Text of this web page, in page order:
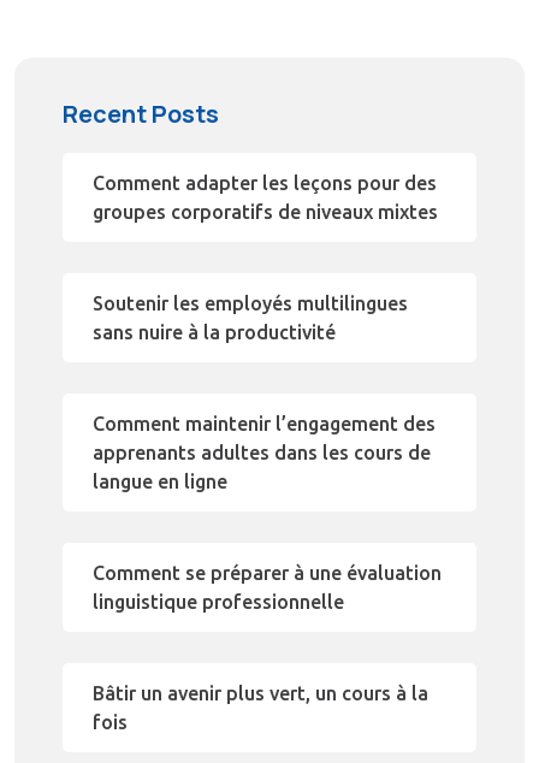
Recent Posts
Comment adapter les leçons pour des
groupes corporatifs de niveaux mixtes
Soutenir les employés multilingues
sans nuire à la productivité
Comment maintenir l’engagement des
apprenants adultes dans les cours de
langue en ligne
Comment se préparer à une évaluation
linguistique professionnelle
Bâtir un avenir plus vert, un cours à la
fois